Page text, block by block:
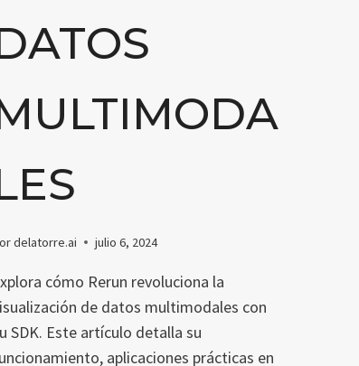
delatorre.ai julio 6, 2024
cómo Rerun revoluciona la
de datos multimodales con
SDK. Este artículo detalla su
aplicaciones prácticas en